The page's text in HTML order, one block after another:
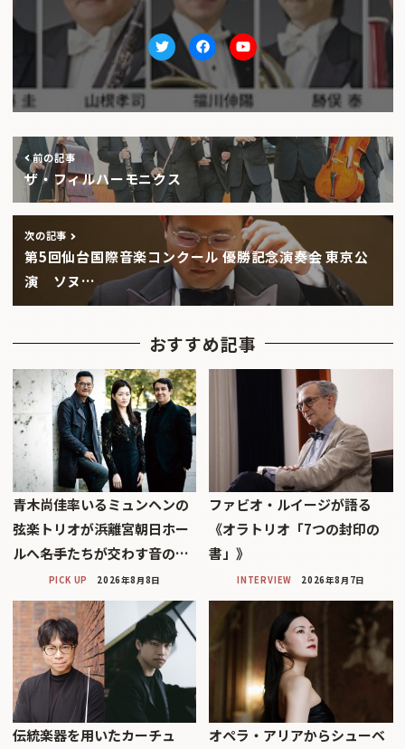
TwitterfacebookYoutube
前の記事
ザ・フィルハーモニクス
次の記事
第5回仙台国際音楽コンクール 優勝記念演奏会 東京公
演 ソヌ…
おすすめ記事
青木尚佳率いるミュンヘンの
弦楽トリオが浜離宮朝日ホー
ルへ――名手たちが交わす音の…
PICK UP 2026年8月8日
ファビオ・ルイージが語る
《オラトリオ「7つの封印の
書」》
INTERVIEW 2026年8月7日
伝統楽器を用いたカーチュ オペラ・アリアからシューベ